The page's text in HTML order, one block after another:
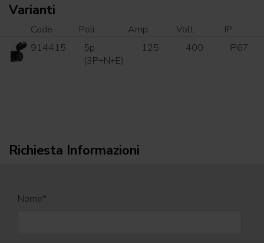
Varianti
Code Poli Amp Volt
IP
914415
5p
(3P+N+E)
125 400 IP67
Richiesta Informazioni
Nome*